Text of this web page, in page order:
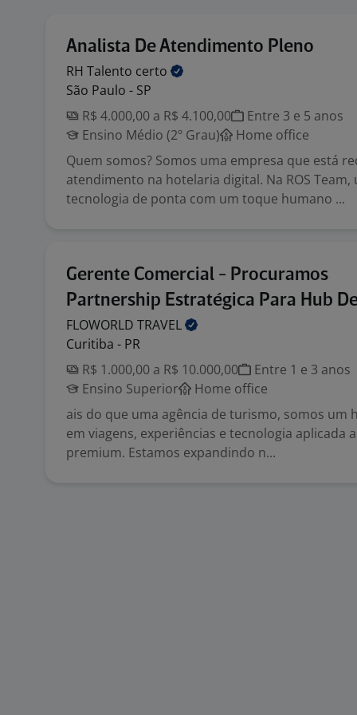
Analista De Atendimento Pleno
RH Talento certo
São Paulo - SP
R$ 4.000,00 a R$ 4.100,00
Entre 3 e 5 anos
Ensino Médio (2º Grau)
Home office
Quem somos? Somos uma empresa que está
atendimento na hotelaria digital. Na ROS Team,
tecnologia de ponta com um toque humano ...
Gerente Comercial - Procuramos
Partnership Estratégica Para Hub
FLOWORLD TRAVEL
Curitiba - PR
R$ 1.000,00 a R$ 10.000,00
Entre 1 e 3 anos
Ensino Superior
Home office
ais do que uma agência de turismo, somos um
em viagens, experiências e tecnologia aplicada
premium. Estamos expandindo n...